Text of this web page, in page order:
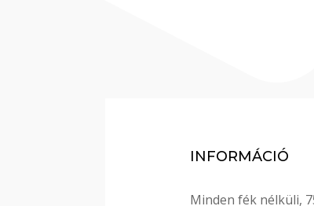
INFORMÁCIÓ
Minden fék nélküli,